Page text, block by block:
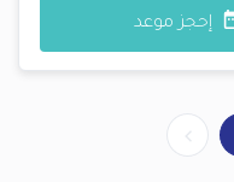
إحجز موعد